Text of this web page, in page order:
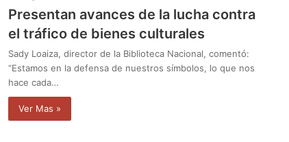
Presentan avances de la lucha contra
el tráfico de bienes culturales
Sady Loaiza, director de la Biblioteca Nacional, comentó:
“Estamos en la defensa de nuestros símbolos, lo que nos
hace cada…
Ver Mas »